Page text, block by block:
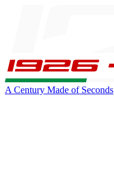
A Century Made of Seconds